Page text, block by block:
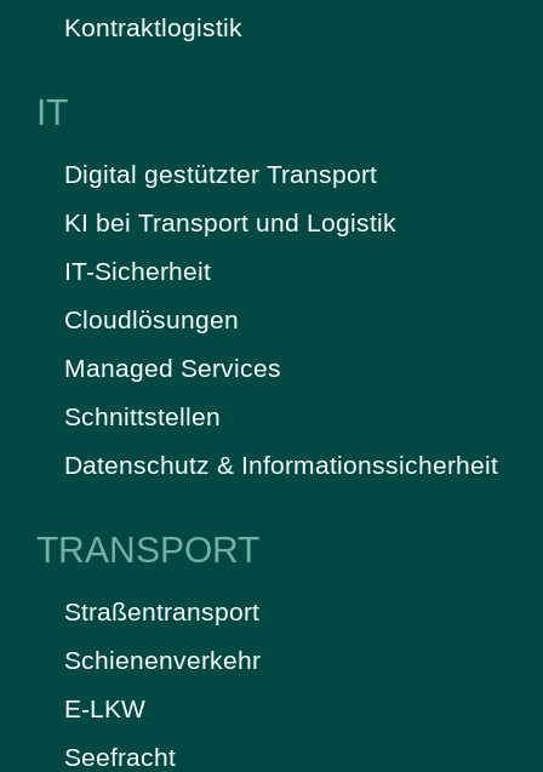
Kontraktlogistik
IT
Digital gestützter Transport
KI bei Transport und Logistik
IT-Sicherheit
Cloudlösungen
Managed Services
Schnittstellen
Datenschutz & Informationssicherheit
TRANSPORT
Straßentransport
Schienenverkehr
E-LKW
Seefracht